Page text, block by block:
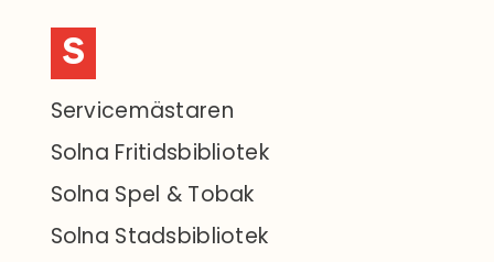
S
Servicemästaren
Solna Fritidsbibliotek
Solna Spel & Tobak
Solna Stadsbibliotek